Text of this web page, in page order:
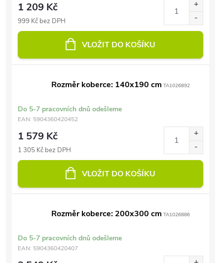
1 209 Kč
999 Kč bez DPH
VLOŽIT DO KOŠÍKU
Rozměr koberce: 140x190 cm TA1026892
Do 5-7 pracovních dnů odešleme
EAN: 5904360420452
1 579 Kč
1 305 Kč bez DPH
VLOŽIT DO KOŠÍKU
Rozměr koberce: 200x300 cm TA1026886
Do 5-7 pracovních dnů odešleme
EAN: 5904360420407